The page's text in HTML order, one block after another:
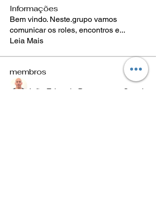
Informações
Bem vindo. Neste.grupo vamos
comunicar os roles, encontros e...
Leia Mais
membros
João Eduardo Benevenuto Seguir